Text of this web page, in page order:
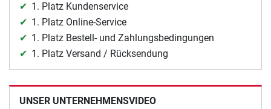
1. Platz Kundenservice
1. Platz Online-Service
1. Platz Bestell- und Zahlungsbedingungen
1. Platz Versand / Rücksendung
UNSER UNTERNEHMENSVIDEO